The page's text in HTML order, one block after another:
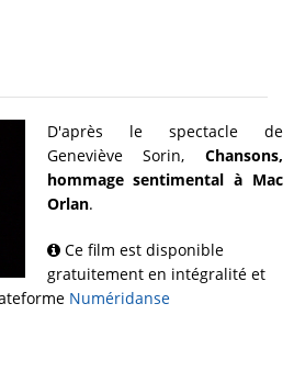
D'après le spectacle de
Geneviève Sorin, Chansons,
hommage sentimental à Mac
Orlan.
Ce film est disponible
gratuitement en intégralité et
Numéridanse